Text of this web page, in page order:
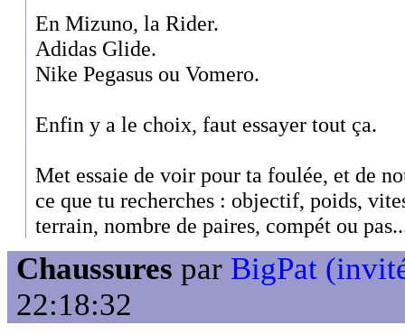
En Mizuno, la Rider.
Adidas Glide.
Nike Pegasus ou Vomero.
Enfin y a le choix, faut essayer tout ça.
Met essaie de voir pour ta foulée, et de
ce que tu recherches : objectif, poids,
terrain, nombre de paires, compét ou
Chaussures par BigPat
22:18:32